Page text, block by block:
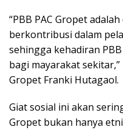
“PBB PAC Gropet
berkontribusi dalam
sehingga kehadiran
bagi mayarakat sekitar,”
Gropet Franki Hutagaol.
Giat sosial ini akan
Gropet bukan hanya